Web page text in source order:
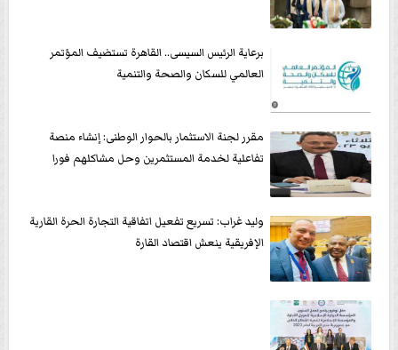
برعاية الرئيس السيسى.. القاهرة تستضيف المؤتمر
العالمي للسكان والصحة والتنمية
مقرر لجنة الاستثمار بالحوار الوطنى: إنشاء منصة
تفاعلية لخدمة المستثمرين وحل مشاكلهم فورا
وليد غراب: تسريع تفعيل اتفاقية التجارة الحرة القارية
الإفريقية ينعش اقتصاد القارة